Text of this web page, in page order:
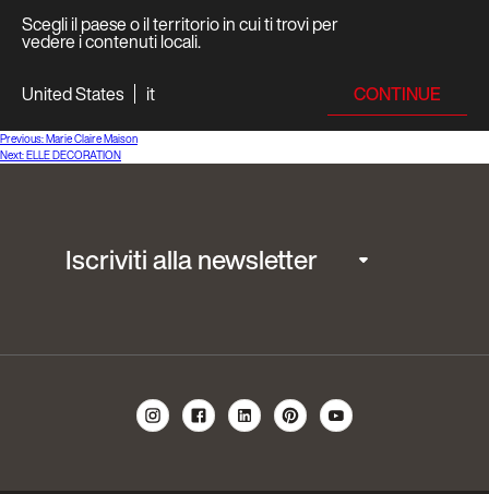
Scegli il paese o il territorio in cui ti trovi per
vedere i contenuti locali.
United States
it CONTINUE
Navigazione
articoli
Previous:Marie Claire Maison
Next:ELLE DECORATION
Iscriviti alla newsletter